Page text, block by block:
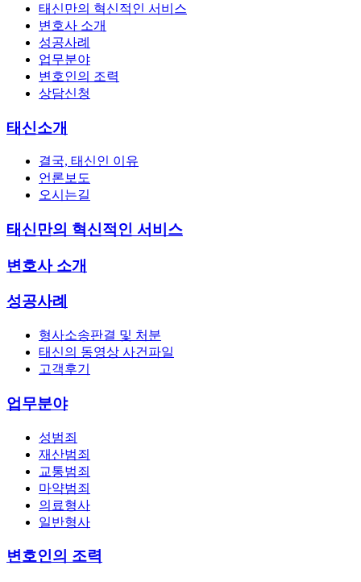
태신만의 혁신적인 서비스
변호사 소개
성공사례
업무분야
변호인의 조력
상담신청
태신소개
결국, 태신인 이유
언론보도
오시는길
태신만의 혁신적인 서비스
변호사 소개
성공사례
형사소송판결 및 처분
태신의 동영상 사건파일
고객후기
업무분야
성범죄
재산범죄
교통범죄
마약범죄
의료형사
일반형사
변호인의 조력